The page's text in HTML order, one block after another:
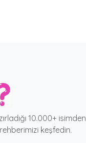
10.000+ isimden
keşfedin.